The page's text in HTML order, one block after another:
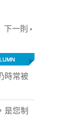
下一則
時常被
是您制